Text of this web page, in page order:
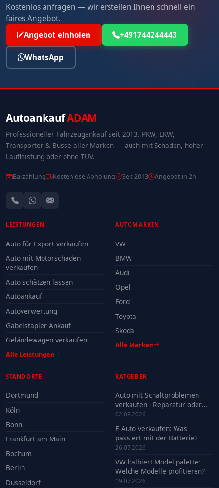
Kostenlos anfragen — wir erstellen Ihnen schnell ein
faires Angebot.
Angebot einholen +491744244443
WhatsApp
AutoankaufADAM
Professioneller Fahrzeugankauf seit 2013. PKW, LKW,
Transporter & Busse aller Marken — auch mit Schäden, hoher
Laufleistung oder ohne TÜV.
Barzahlung Kostenlose Abholung Seit 2013 Angebot in 2h
LEISTUNGEN
Auto für Export verkaufen
Auto mit Motorschaden
verkaufen
Auto schätzen lassen
Autoankauf
Autoverwertung
Gabelstapler Ankauf
Geländewagen verkaufen
Alle Leistungen
AUTOMARKEN
VW
BMW
Audi
Opel
Ford
Toyota
Skoda
Alle Marken
STANDORTE
Dortmund
Köln
Bonn
Frankfurt am Main
Bochum
Berlin
Düsseldorf
RATGEBER
Auto mit Schaltproblemen
verkaufen - Reparatur oder
Verkauf?
02.08.2026
E-Auto verkaufen: Was
passiert mit der Batterie?
26.07.2026
VW halbiert Modellpalette:
Welche Modelle profitieren?
19.07.2026